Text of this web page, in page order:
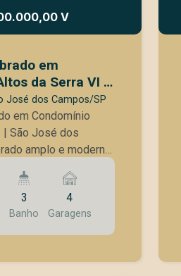
V
em
da Serra VI |
Campos/SP
José dos Campos/SP
em Condomínio
| São José dos
no Altos da
diferenciado de 307
e 260 m² de área
para oferecer
para toda a
3
Banho
4
Garagens